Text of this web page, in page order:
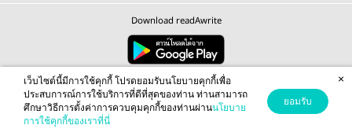
Download readAwrite
© 2026 readAwrite.com by MEB Corporation Public Company Limited
This site is protected by reCAPTCHA and the Google Privacy Policy Terms of Serviceapply.
เว็บไซต์นี้มีการใช้คุกกี้ โปรดยอมรับนโยบายคุกกี้เพื่อ
ประสบการณ์การใช้บริการที่ดีที่สุดของท่าน ท่านสามารถ
ศึกษาวิธีการตั้งค่าการควบคุมคุกกี้ของท่านผ่านนโยบาย
การใช้คุกกี้ของเราที่นี่
ยอมรับ
×